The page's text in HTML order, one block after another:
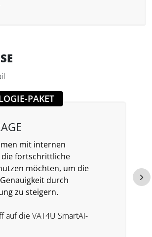
PAKET
mit internen
die fortschrittliche
möchten, um die
durch
zu steigern.
auf die VAT4U SmartAI-